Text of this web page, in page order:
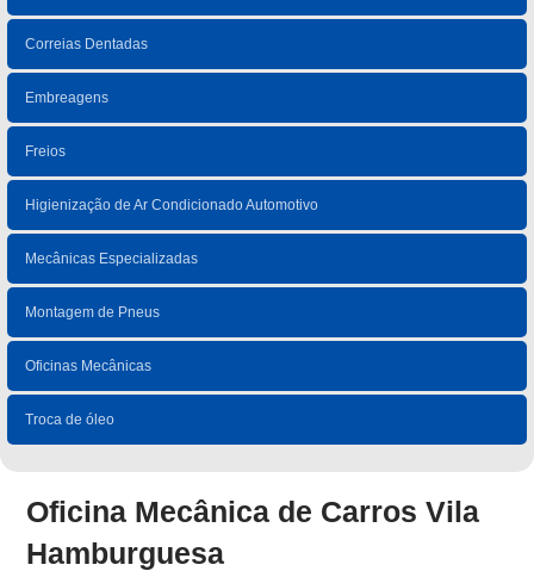
Correias Dentadas
Embreagens
Freios
Higienização de Ar Condicionado Automotivo
Mecânicas Especializadas
Montagem de Pneus
Oficinas Mecânicas
Troca de óleo
Oficina Mecânica de Carros Vila
Hamburguesa